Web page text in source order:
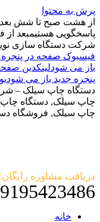
پرش به محتوا
از هشت صبح تا شش بعد
پاسخگویی هستیمبعد از
شرکت دستگاه سازی
فیسبوک صفحه در پنجره
باز می شودلینکدین
پنجره جدید باز می شود
دستگاه چاپ سیلک –
چاپ سیلک, دستگاه چاپ
چاپ سیلک, فروشگاه
دریافت مشاوره رایگان!
خانه